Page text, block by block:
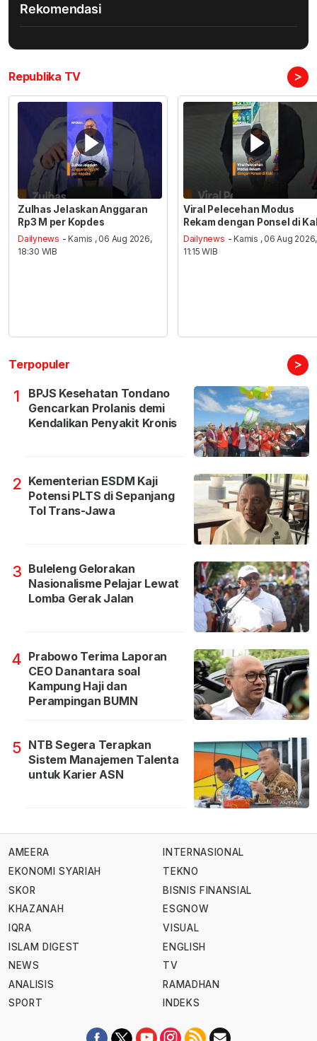
Rekomendasi
Republika TV >
Zulhas Jelaskan Anggaran
Rp3 M per Kopdes
Dailynews - Kamis , 06 Aug 2026,
18:30 WIB
Viral Pelecehan Modus
Rekam dengan Ponsel di
Dailynews - Kamis , 06 Aug 2026,
11:15 WIB
Terpopuler >
1
BPJS Kesehatan Tondano
Gencarkan Prolanis demi
Kendalikan Penyakit Kronis
2 Kementerian ESDM Kaji
Potensi PLTS di Sepanjang
Tol Trans-Jawa
3 Buleleng Gelorakan
Nasionalisme Pelajar Lewat
Lomba Gerak Jalan
4 Prabowo Terima Laporan
CEO Danantara soal
Kampung Haji dan
Perampingan BUMN
5 NTB Segera Terapkan
Sistem Manajemen Talenta
untuk Karier ASN
AMEERA
EKONOMI SYARIAH
SKOR
KHAZANAH
IQRA
ISLAM DIGEST
NEWS
ANALISIS
SPORT
INTERNASIONAL
TEKNO
BISNIS FINANSIAL
ESGNOW
VISUAL
ENGLISH
TV
RAMADHAN
INDEKS